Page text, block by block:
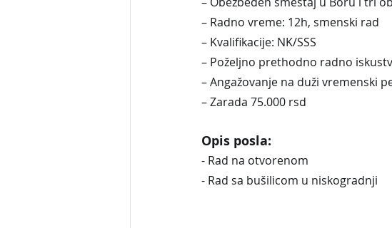
– Radno vreme: 12h, smenski rad
– Kvalifikacije: NK/SSS
– Poželjno prethodno radno
– Angažovanje na duži vremenski
– Zarada 75.000 rsd
Opis posla:
- Rad na otvorenom
- Rad sa bušilicom u niskogradnji